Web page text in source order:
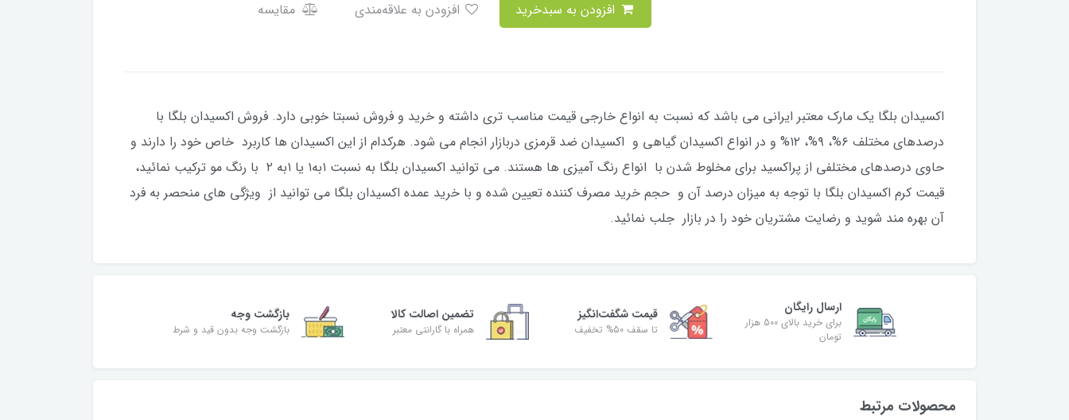
مقایسه
اکسیدان بلگا یک مارک معتبر ایرانی می باشد که نسبت به انواع خارجی قیمت مناسب تری داشته و خرید و فروش نسبتا خوبی دارد. فروش اکسیدان بلگا با
درصدهای مختلف ۶%، ۹%، ۱۲% و در انواع اکسیدان گیاهی و اکسیدان ضد قرمزی دربازار انجام می شود. هرکدام از این اکسیدان ها کاربرد خاص خود را دارند و
حاوی درصدهای مختلفی از پراکسید برای مخلوط شدن با انواع رنگ آمیزی ها هستند. می توانید اکسیدان بلگا به نسبت ۱به۱ یا ۱به ۲ با رنگ مو ترکیب نمائید،
قیمت کرم اکسیدان بلگا با توجه به میزان درصد آن و حجم خرید مصرف کننده تعیین شده و با خرید عمده اکسیدان بلگا می توانید از ویژگی های منحصر به فرد
آن بهره مند شوید و رضایت مشتریان خود را در بازار جلب نمائید.
ارسال رایگان
برای خرید بالای 500 هزار
تومان
قیمت شگفت‌انگیز
تا سقف 50% تخفیف
تضمین اصالت کالا
همراه با گارانتی معتبر
بازگشت وجه
بازگشت وجه بدون قید و شرط
محصولات مرتبط